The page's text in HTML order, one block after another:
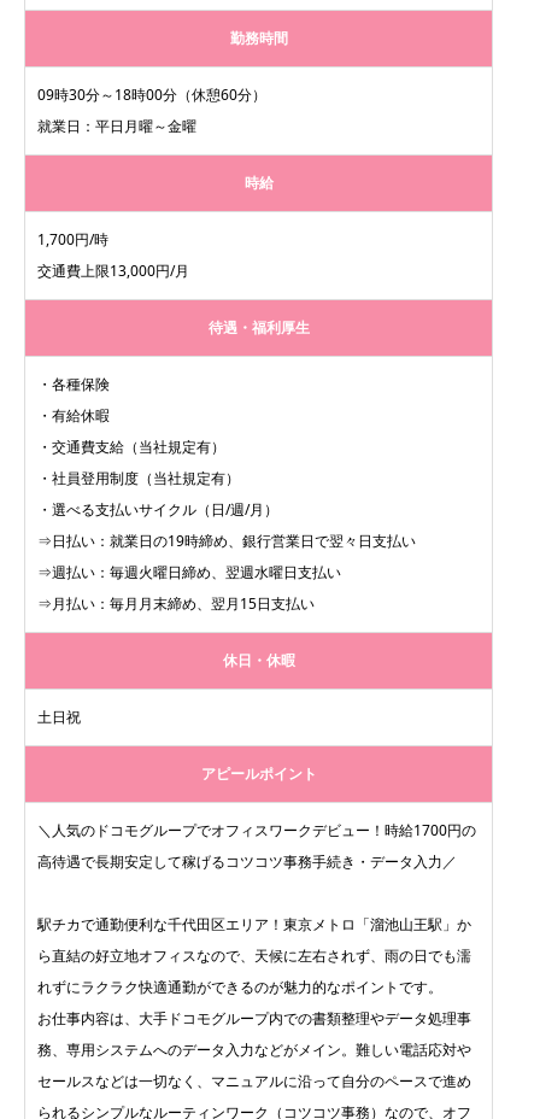
勤務時間
09時30分～18時00分（休憩60分）
就業日：平日月曜～金曜
時給
1,700円/時
交通費上限13,000円/月
待遇・福利厚生
・各種保険
・有給休暇
・交通費支給（当社規定有）
・社員登用制度（当社規定有）
・選べる支払いサイクル（日/週/月）
⇒日払い：就業日の19時締め、銀行営業日で翌々日支払い
⇒週払い：毎週火曜日締め、翌週水曜日支払い
⇒月払い：毎月月末締め、翌月15日支払い
休日・休暇
土日祝
アピールポイント
＼人気のドコモグループでオフィスワークデビュー！時給1700円の
高待遇で長期安定して稼げるコツコツ事務手続き・データ入力／
駅チカで通勤便利な千代田区エリア！東京メトロ「溜池山王駅」か
ら直結の好立地オフィスなので、天候に左右されず、雨の日でも濡
れずにラクラク快適通勤ができるのが魅力的なポイントです。
お仕事内容は、大手ドコモグループ内での書類整理やデータ処理事
務、専用システムへのデータ入力などがメイン。難しい電話応対や
セールスなどは一切なく、マニュアルに沿って自分のペースで進め
られるシンプルなルーティンワーク（コツコツ事務）なので、オフ